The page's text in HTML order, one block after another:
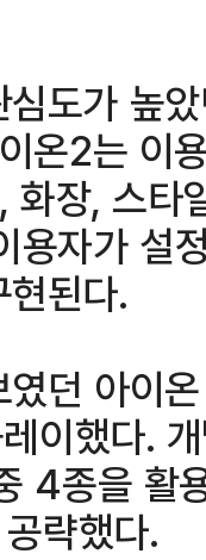
도가 높
온2는 이
화장, 스타
용자가 설
된다.
던 아이
이했다.
4종을 활
략했다.